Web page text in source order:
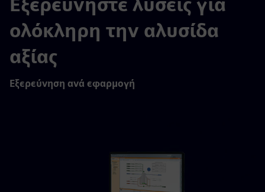
ολόκληρη την αλυσίδα
αξίας
Εξερεύνηση ανά εφαρμογή